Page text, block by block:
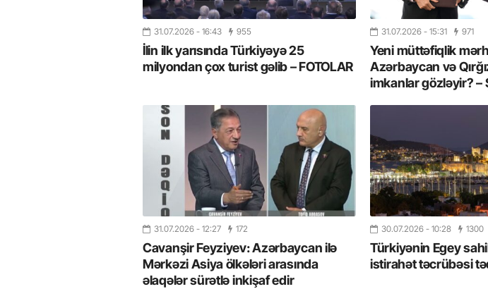
31.07.2026 - 16:43 955
İlin ilk yarısında Türkiyəyə 25
milyondan çox turist gəlib – FOTOLAR
31.07.2026 - 15:31 971
Yeni müttəfiqlik
Azərbaycan və
imkanlar gözləyir? –
31.07.2026 - 12:27 172
Cavanşir Feyziyev: Azərbaycan ilə
Mərkəzi Asiya ölkələri arasında
əlaqələr sürətlə inkişaf edir
30.07.2026 - 10:28 1300
Türkiyənin Egey
istirahət təcrübəsi